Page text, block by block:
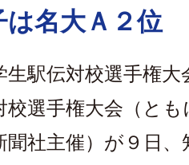
名大Ａ２位
駅伝対校選手権大
校選手権大会（と
聞社主催）が９日